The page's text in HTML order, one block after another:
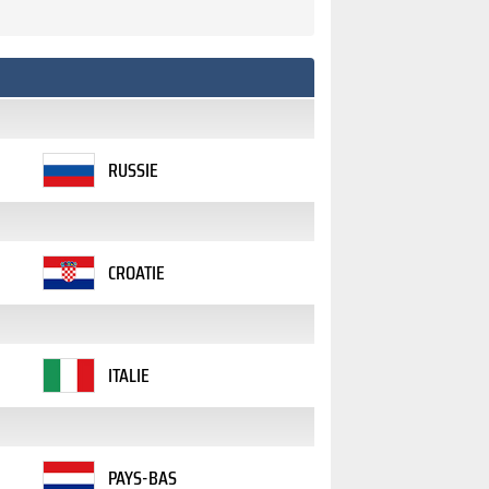
RUSSIE
CROATIE
ITALIE
PAYS-BAS